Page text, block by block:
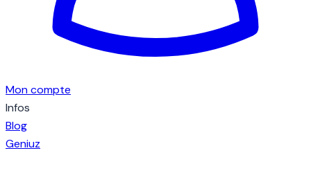
Mon compte
Infos
Blog
Geniuz